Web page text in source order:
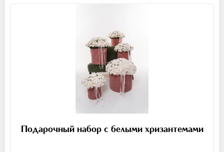
Подарочный набор с белыми хризантемами